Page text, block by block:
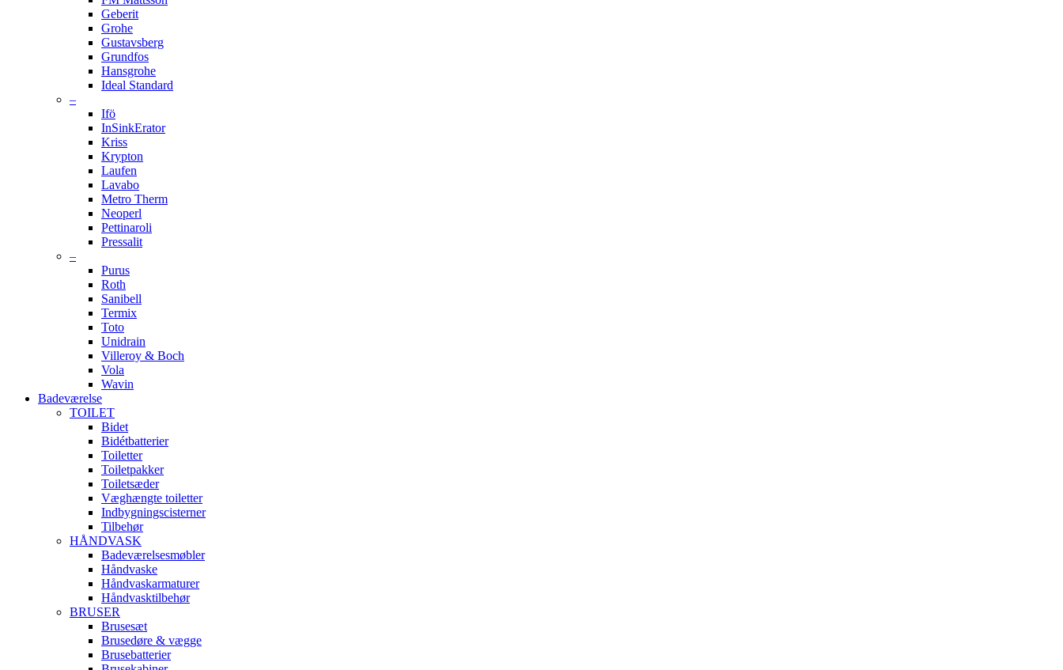
Geberit
Grohe
Gustavsberg
Grundfos
Hansgrohe
Ideal Standard
–
Ifö
InSinkErator
Kriss
Krypton
Laufen
Lavabo
Metro Therm
Neoperl
Pettinaroli
Pressalit
–
Purus
Roth
Sanibell
Termix
Toto
Unidrain
Villeroy & Boch
Vola
Wavin
Badeværelse
TOILET
Bidet
Bidétbatterier
Toiletter
Toiletpakker
Toiletsæder
Væghængte toiletter
Indbygningscisterner
Tilbehør
HÅNDVASK
Badeværelsesmøbler
Håndvaske
Håndvaskarmaturer
Håndvasktilbehør
BRUSER
Brusesæt
Brusedøre & vægge
Brusebatterier